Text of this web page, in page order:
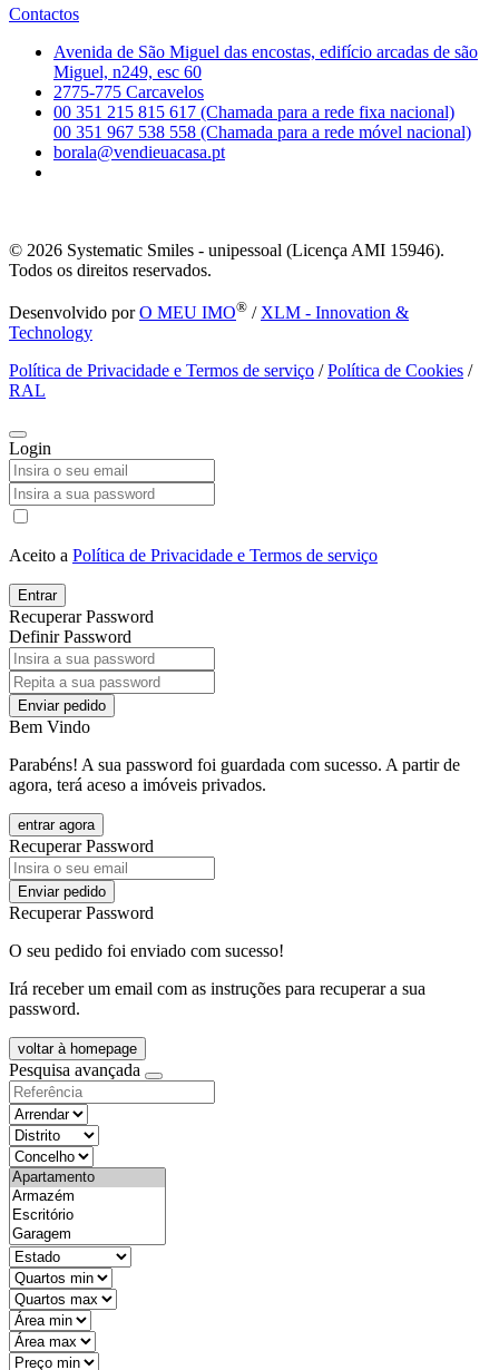
Contactos
Avenida de São Miguel das encostas, edifício arcadas de são
Miguel, n249, esc 60
2775-775 Carcavelos
00 351 215 815 617 (Chamada para a rede fixa nacional)
00 351 967 538 558 (Chamada para a rede móvel nacional)
borala@vendieuacasa.pt
© 2026 Systematic Smiles - unipessoal (Licença AMI 15946).
Todos os direitos reservados.
Desenvolvido porO MEU IMO® / XLM - Innovation &
Technology
Política de Privacidade e Termos de serviço /Política de Cookies /
RAL
Login
Aceito a Política de Privacidade e Termos de serviço
Entrar
Recuperar Password
Definir Password
Enviar pedido
Bem Vindo
Parabéns! A sua password foi guardada com sucesso. A partir de
agora, terá aceso a imóveis privados.
entrar agora
Recuperar Password
Enviar pedido
Recuperar Password
O seu pedido foi enviado com sucesso!
Irá receber um email com as instruções para recuperar a sua
password.
voltar à homepage
Pesquisa avançada
objective
districtId
countyId
types
state
mintypo
maxtypo
minarea
maxarea
minprice